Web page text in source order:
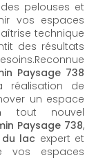
pelouses et
vos espaces
technique
des résultats
Paysage 738
réalisation de
un espace
tout nouvel
Paysage 738,
lac expert et
vos espaces